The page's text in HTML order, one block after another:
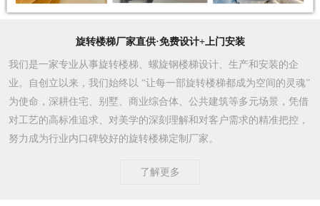
旋转楼梯厂家直供·免费设计+上门安装
我们是一家专业从事旋转楼梯、螺旋钢楼梯设计、生产和安装的企
业。自创立以来，我们始终以 “让每一部旋转楼梯都成为空间的灵魂”
为使命，深耕住宅、别墅、商业综合体、公共建筑等多元场景，凭借
对工艺的高标准追求、对美学的深刻理解和对客户需求的精准把控，
努力成为行业内口碑较好的旋转楼梯定制厂家。​
了解更多